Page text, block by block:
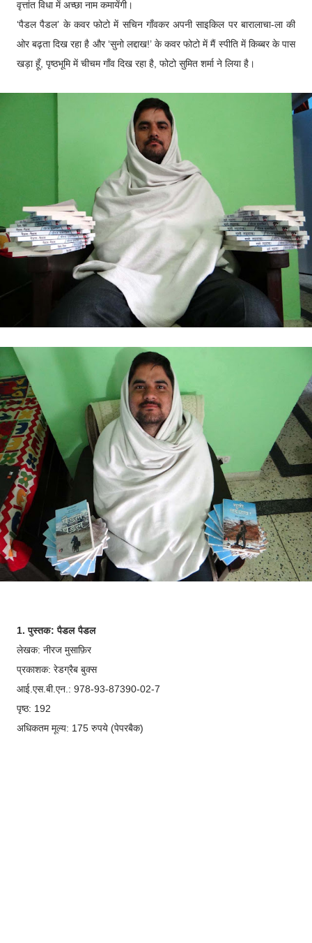
वृत्तांत विधा में अच्छा नाम कमायेंगी।
‘पैडल पैडल’ के कवर फोटो में सचिन गाँवकर अपनी साइकिल पर बारालाचा-ला की
ओर बढ़ता दिख रहा है और ‘सुनो लद्दाख!’ के कवर फोटो में मैं स्पीति में किब्बर के पास
खड़ा हूँ, पृष्ठभूमि में चीचम गाँव दिख रहा है, फोटो सुमित शर्मा ने लिया है।
1. पुस्तक: पैडल पैडल
लेखक: नीरज मुसाफ़िर
प्रकाशक: रेडग्रैब बुक्स
आई.एस.बी.एन.: 978-93-87390-02-7
पृष्ठ: 192
अधिकतम मूल्य: 175 रुपये (पेपरबैक)